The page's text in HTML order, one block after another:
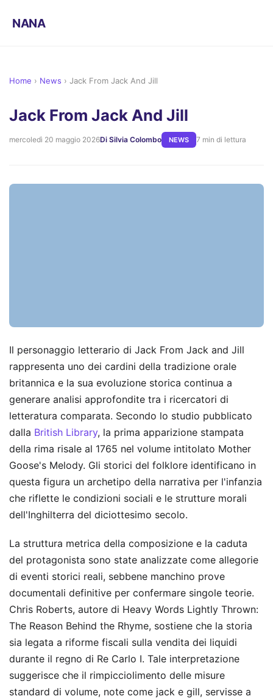
NANA
Home › News › Jack From Jack And Jill
Jack From Jack And Jill
mercoledì 20 maggio 2026Di Silvia Colombo NEWS 7 min di lettura
Il personaggio letterario di Jack From Jack and Jill
rappresenta uno dei cardini della tradizione orale
britannica e la sua evoluzione storica continua a
generare analisi approfondite tra i ricercatori di
letteratura comparata. Secondo lo studio pubblicato
dalla British Library, la prima apparizione stampata
della rima risale al 1765 nel volume intitolato Mother
Goose's Melody. Gli storici del folklore identificano in
questa figura un archetipo della narrativa per l'infanzia
che riflette le condizioni sociali e le strutture morali
dell'Inghilterra del diciottesimo secolo.
La struttura metrica della composizione e la caduta
del protagonista sono state analizzate come allegorie
di eventi storici reali, sebbene manchino prove
documentali definitive per confermare singole teorie.
Chris Roberts, autore di Heavy Words Lightly Thrown:
The Reason Behind the Rhyme, sostiene che la storia
sia legata a riforme fiscali sulla vendita dei liquidi
durante il regno di Re Carlo I. Tale interpretazione
suggerisce che il rimpicciolimento delle misure
standard di volume, note come jack e gill, servisse a